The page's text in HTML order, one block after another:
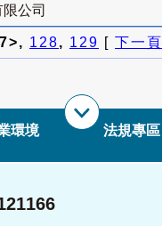
公司
128, 129 [ 下一頁
環境 法規專區